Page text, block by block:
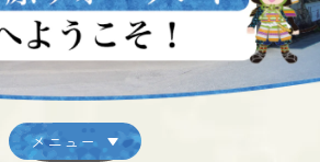
メニュー ▼